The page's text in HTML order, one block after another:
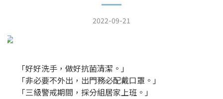
2022-09-21
「好好洗手，做好抗菌清潔。」
「非必要不外出，出門務必配戴口罩。」
「三級警戒期間，採分組居家上班。」